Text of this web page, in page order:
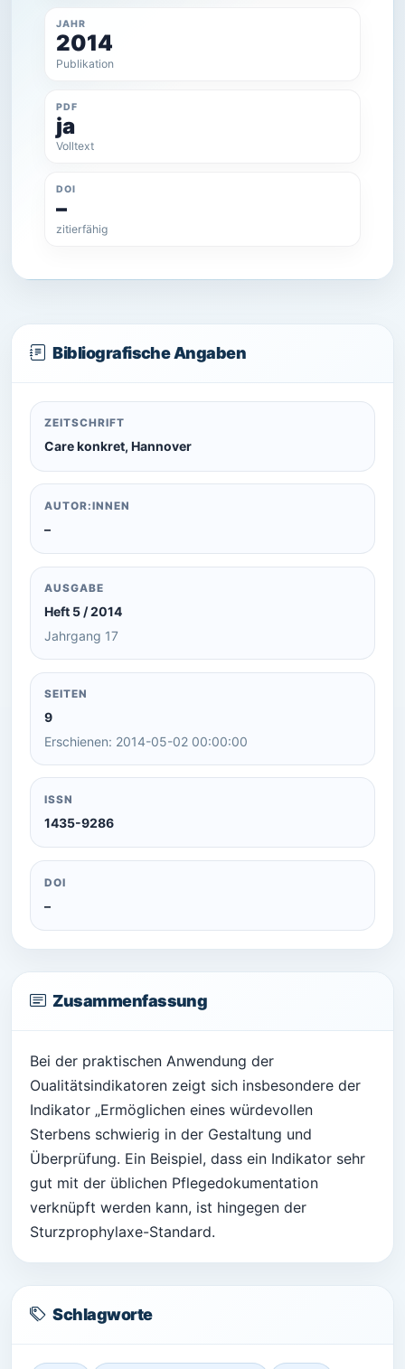
JAHR
2014
Publikation
PDF
ja
Volltext
DOI
–
zitierfähig
Bibliografische Angaben
ZEITSCHRIFT
Care konkret, Hannover
AUTOR:INNEN
–
AUSGABE
Heft 5 / 2014
Jahrgang 17
SEITEN
9
Erschienen: 2014-05-02 00:00:00
ISSN
1435-9286
DOI
–
Zusammenfassung
Bei der praktischen Anwendung der
Oualitätsindikatoren zeigt sich insbesondere der
Indikator „Ermöglichen eines würdevollen
Sterbens schwierig in der Gestaltung und
Überprüfung. Ein Beispiel, dass ein Indikator sehr
gut mit der üblichen Pflegedokumentation
verknüpft werden kann, ist hingegen der
Sturzprophylaxe-Standard.
Schlagworte